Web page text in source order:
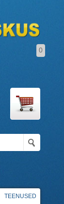
0
TEENUSED